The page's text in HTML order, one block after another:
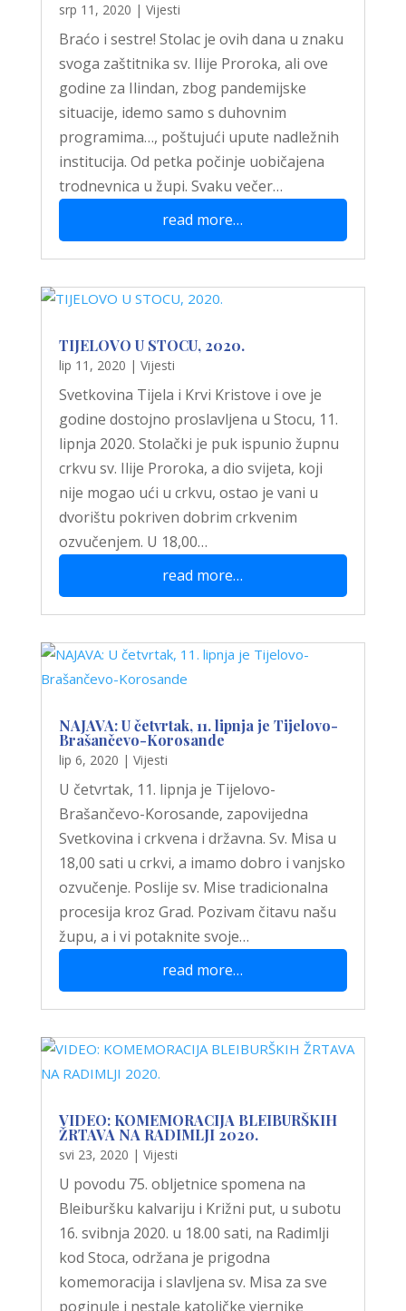
srp 11, 2020 | Vijesti
Braćo i sestre! Stolac je ovih dana u znaku
svoga zaštitnika sv. Ilije Proroka, ali ove
godine za Ilindan, zbog pandemijske
situacije, idemo samo s duhovnim
programima…, poštujući upute nadležnih
institucija. Od petka počinje uobičajena
trodnevnica u župi. Svaku večer…
read more…
TIJELOVO U STOCU, 2020.
lip 11, 2020 | Vijesti
Svetkovina Tijela i Krvi Kristove i ove je
godine dostojno proslavljena u Stocu, 11.
lipnja 2020. Stolački je puk ispunio župnu
crkvu sv. Ilije Proroka, a dio svijeta, koji
nije mogao ući u crkvu, ostao je vani u
dvorištu pokriven dobrim crkvenim
ozvučenjem. U 18,00…
read more…
NAJAVA: U četvrtak, 11. lipnja je Tijelovo-
Brašančevo-Korosande
lip 6, 2020 | Vijesti
U četvrtak, 11. lipnja je Tijelovo-
Brašančevo-Korosande, zapovijedna
Svetkovina i crkvena i državna. Sv. Misa u
18,00 sati u crkvi, a imamo dobro i vanjsko
ozvučenje. Poslije sv. Mise tradicionalna
procesija kroz Grad. Pozivam čitavu našu
župu, a i vi potaknite svoje…
read more…
VIDEO: KOMEMORACIJA BLEIBURŠKIH
ŽRTAVA NA RADIMLJI 2020.
svi 23, 2020 | Vijesti
U povodu 75. obljetnice spomena na
Bleiburšku kalvariju i Križni put, u subotu
16. svibnja 2020. u 18.00 sati, na Radimlji
kod Stoca, održana je prigodna
komemoracija i slavljena sv. Misa za sve
poginule i nestale katoličke vjernike